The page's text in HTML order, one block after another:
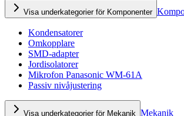
Visa underkategorier för Komponenter
Kondensatorer
Omkopplare
SMD-adapter
Jordisolatorer
Mikrofon Panasonic WM-61A
Passiv nivåjustering
Visa underkategorier för Mekanik Mekanik